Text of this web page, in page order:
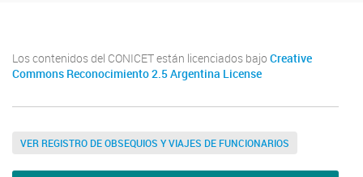
Los contenidos del CONICET están licenciados bajo Creative
Commons Reconocimiento 2.5 Argentina License
VER REGISTRO DE OBSEQUIOS Y VIAJES DE FUNCIONARIOS